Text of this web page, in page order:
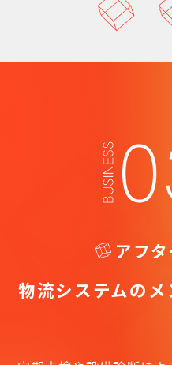
アフ
物流システムの